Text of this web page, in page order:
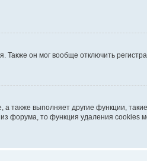
Также он мог вообще отключить
выполняет другие функции,
форума, то функция удаления cookies